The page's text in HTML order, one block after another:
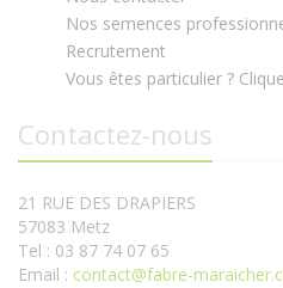
Nos semences
Recrutement
Vous êtes particulier ?
Contactez-nous
21 RUE DES DRAPIERS
57083 Metz
Tel : 03 87 74 07 65
Email : contact@fabre-